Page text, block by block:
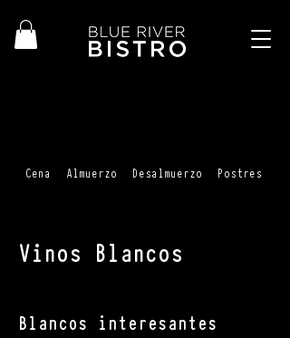
Cena Almuerzo Desalmuerzo Postres
Vinos Blancos
Blancos interesantes